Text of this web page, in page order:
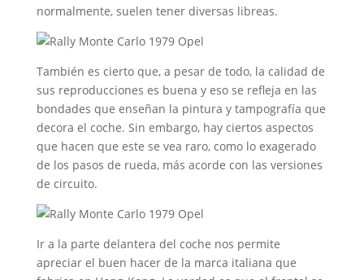
normalmente, suelen tener diversas libreas.
También es cierto que, a pesar de todo, la calidad de
sus reproducciones es buena y eso se refleja en las
bondades que enseñan la pintura y tampografía que
decora el coche. Sin embargo, hay ciertos aspectos
que hacen que este se vea raro, como lo exagerado
de los pasos de rueda, más acorde con las versiones
de circuito.
Ir a la parte delantera del coche nos permite
apreciar el buen hacer de la marca italiana que